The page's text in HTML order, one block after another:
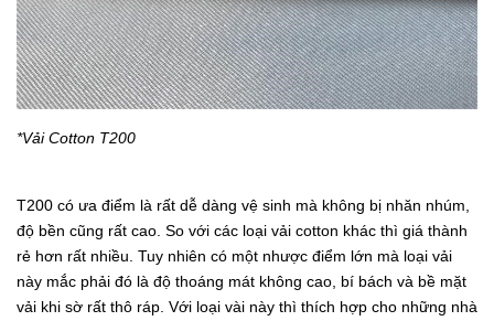
*Vải Cotton T200
T200 có ưa điểm là rất dễ dàng vệ sinh mà không bị nhăn nhúm,
độ bền cũng rất cao. So với các loại vải cotton khác thì giá thành
rẻ hơn rất nhiều. Tuy nhiên có một nhược điểm lớn mà loại vải
này mắc phải đó là độ thoáng mát không cao, bí bách và bề mặt
vải khi sờ rất thô ráp. Với loại vài này thì thích hợp cho những nhà